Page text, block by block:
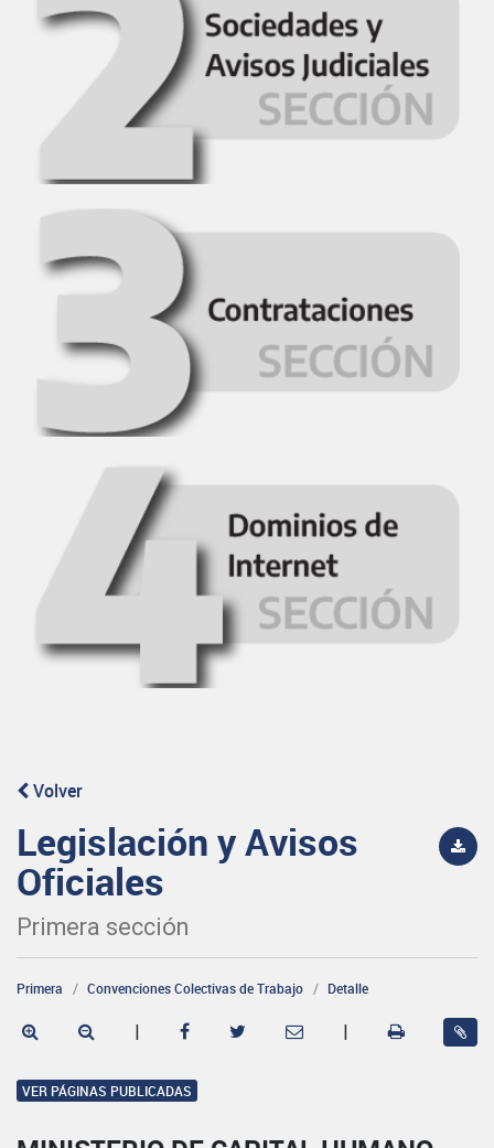
Volver
Legislación y Avisos
Oficiales
Primera sección
Primera Convenciones Colectivas de Trabajo Detalle
| |
VER PÁGINAS PUBLICADAS